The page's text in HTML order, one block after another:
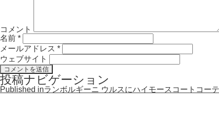
コメント
名前 *
メールアドレス *
ウェブサイト
投稿ナビゲーション
Published inランボルギーニ ウルスにハイモースコートコー